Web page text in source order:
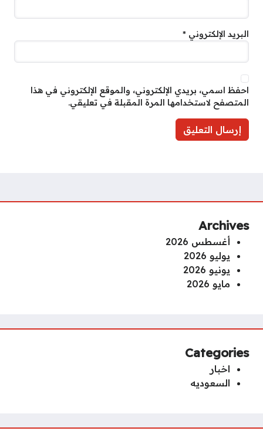
البريد الإلكتروني *
احفظ اسمي، بريدي الإلكتروني، والموقع الإلكتروني في هذا
المتصفح لاستخدامها المرة المقبلة في تعليقي.
Archives
أغسطس 2026
يوليو 2026
يونيو 2026
مايو 2026
Categories
اخبار
السعوديه